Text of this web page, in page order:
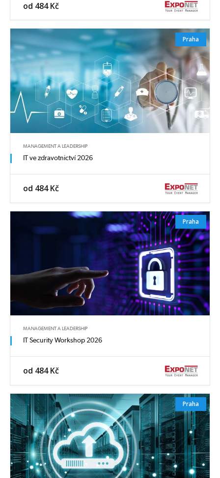
od 484 Kč
Praha
MANAGEMENT A LEADERSHIP
IT ve zdravotnictví 2026
od 484 Kč
Praha
MANAGEMENT A LEADERSHIP
IT Security Workshop 2026
od 484 Kč
Praha